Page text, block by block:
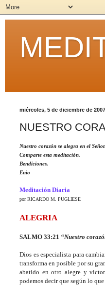
miércoles, 5 de diciembre de 2007
NUESTRO
Nuestro corazón se alegra en el
Comparte esta meditación.
Bendiciones,
Enio
Meditación Diaria
por RICARDO M. PUGLIESE
ALEGRIA
SALMO 33:21 “Nuestro
Dios es especialista para
transforma en posible por su
abatido en otro alegre y
podemos decir que según lo